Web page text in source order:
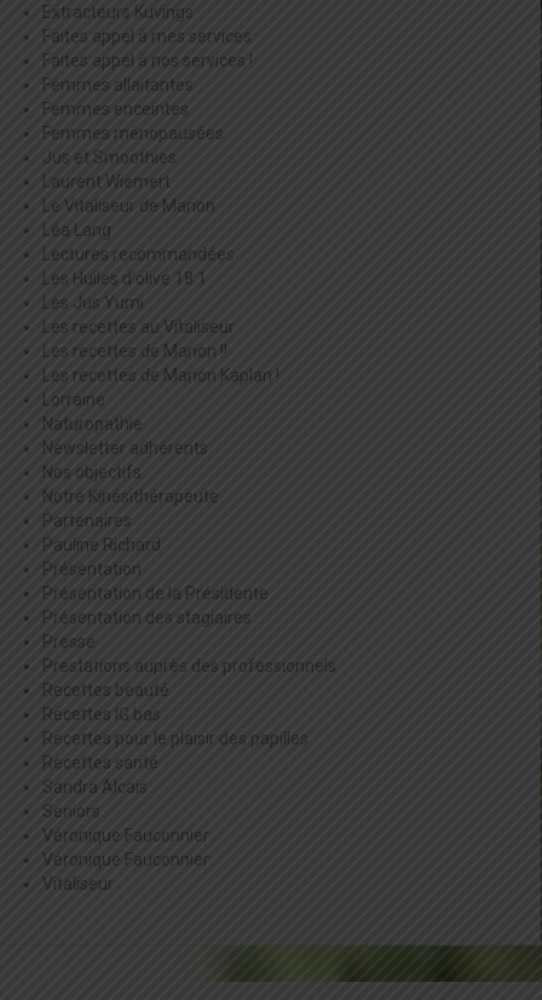
Extracteurs Kuvings
Faites appel à mes services
Faites appel à nos services !
Femmes allaitantes
Femmes enceintes
Femmes ménopausées
Jus et Smoothies
Laurent Wiemert
Le Vitaliseur de Marion
Léa Lang
Lectures recommandées
Les Huiles d'olive 18:1
Les Jus Yumi
Les recettes au Vitaliseur
Les recettes de Marion !!
Les recettes de Marion Kaplan !
Lorraine
Naturopathie
Newsletter adhérents
Nos objectifs
Notre Kinésithérapeute
Partenaires
Pauline Richard
Présentation
Présentation de la Présidente
Présentation des stagiaires
Presse
Prestations auprès des professionnels
Recettes beauté
Recettes IG bas
Recettes pour le plaisir des papilles
Recettes santé
Sandra Alcais
Seniors
Véronique Fauconnier
Véronique Fauconnier
Vitaliseur